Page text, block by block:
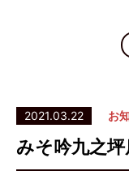
2021.03.22 お
みそ吟九之